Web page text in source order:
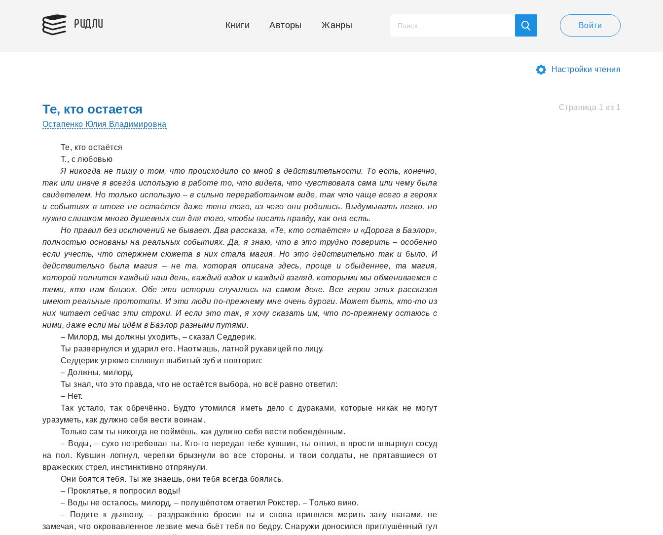
РИДЛИ Книги Авторы Жанры Войти
Настройки чтения
Страница 1 из 1
Те, кто остается
Остапенко Юлия Владимировна
Те, кто остаётся
Т., с любовью
Я никогда не пишу о том, что происходило со мной в действительности. То есть, конечно,
так или иначе я всегда использую в работе то, что видела, что чувствовала сама или чему была
свидетелем. Но только использую – в сильно переработанном виде, так что чаще всего в героях
и событиях в итоге не остаётся даже тени того, из чего они родились. Выдумывать легко, но
нужно слишком много душевных сил для того, чтобы писать правду, как она есть.
Но правил без исключений не бывает. Два рассказа, «Те, кто остаётся» и «Дорога в Баэлор»,
полностью основаны на реальных событиях. Да, я знаю, что в это трудно поверить – особенно
если учесть, что стержнем сюжета в них стала магия. Но это действительно так и было. И
действительно была магия – не та, которая описана здесь, проще и обыденнее, та магия,
которой полнится каждый наш день, каждый вздох и каждый взгляд, которыми мы обмениваемся с
теми, кто нам близок. Обе эти истории случились на самом деле. Все герои этих рассказов
имеют реальные прототипы. И эти люди по-прежнему мне очень дуроги. Может быть, кто-то из
них читает сейчас эти строки. И если это так, я хочу сказать им, что по-прежнему остаюсь с
ними, даже если мы идём в Баэлор разными путями.
– Милорд, мы должны уходить, – сказал Седдерик.
Ты развернулся и ударил его. Наотмашь, латной рукавицей по лицу.
Седдерик угрюмо сплюнул выбитый зуб и повторил:
– Должны, милорд.
Ты знал, что это правда, что не остаётся выбора, но всё равно ответил:
– Нет.
Так устало, так обречённо. Будто утомился иметь дело с дураками, которые никак не могут
уразуметь, как дулжно себя вести воинам.
Только сам ты никогда не поймёшь, как дулжно себя вести побеждённым.
– Воды, – сухо потребовал ты. Кто-то передал тебе кувшин, ты отпил, в ярости швырнул сосуд
на пол. Кувшин лопнул, черепки брызнули во все стороны, и твои солдаты, не прятавшиеся от
вражеских стрел, инстинктивно отпрянули.
Они боятся тебя. Ты же знаешь, они тебя всегда боялись.
– Проклятье, я попросил воды!
– Воды не осталось, милорд, – полушёпотом ответил Рокстер. – Только вино.
– Подите к дьяволу, – раздражённо бросил ты и снова принялся мерить залу шагами, не
замечая, что окровавленное лезвие меча бьёт тебя по бедру. Снаружи доносился приглушённый гул